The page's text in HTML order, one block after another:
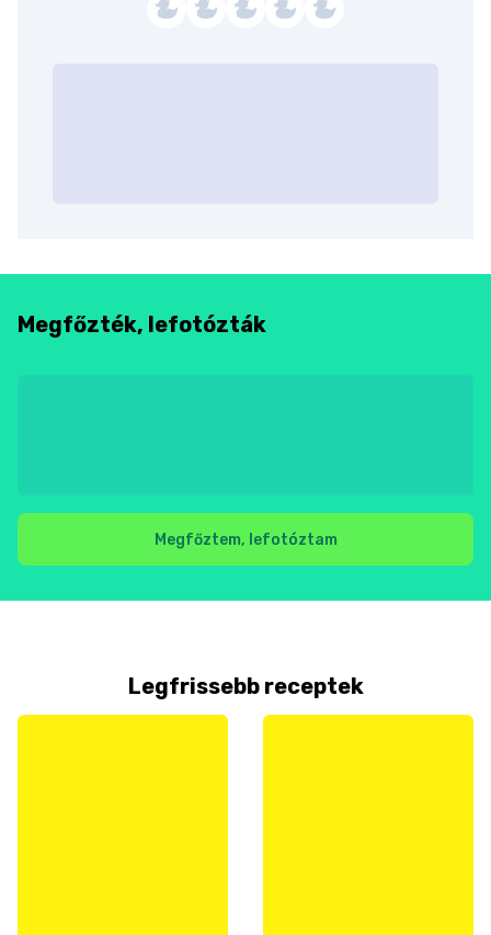
Megfőzték, lefotózták
Megfőztem, lefotóztam
Legfrissebb receptek